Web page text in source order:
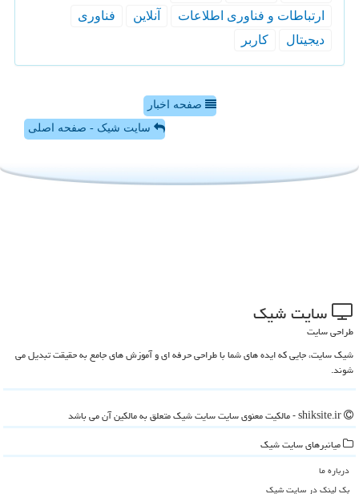
ارتباطات و فناوری اطلاعات
آنلاین
فناوری
دیجیتال
كاربر
صفحه اخبار
سایت شیک - صفحه اصلی
سایت شیك
طراحی سایت
شیک سایت، جایی که ایده های شما با طراحی حرفه ای و آموزش های جامع به حقیقت تبدیل می
شوند.
میانبرهای سایت شیك
درباره ما
بک لینک در سایت شیك